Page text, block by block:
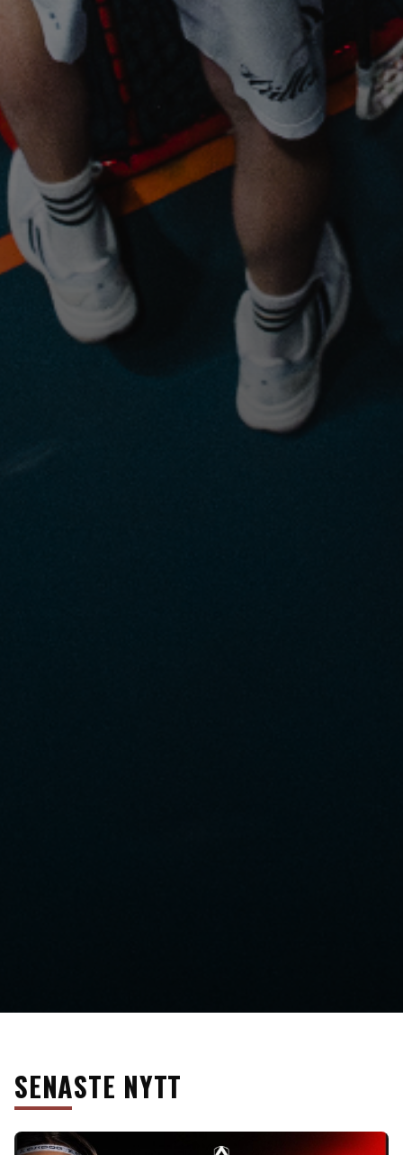
SENASTE NYTT